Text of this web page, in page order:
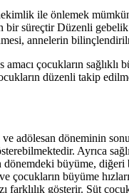
hekimlik ile önlemek
süreçtir Düzenli
annelerin
amacı çocukların
düzenli takip
adölesan döneminin
Ayrıca
büyüme,
çocukların büyüme
farklılık gösterir. Süt